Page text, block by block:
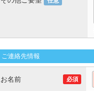
ご連絡先情報
お名前 必須